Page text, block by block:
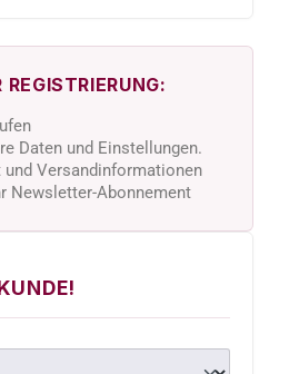
Daten und Einstellungen.
Versandinformationen
Newsletter-Abonnement